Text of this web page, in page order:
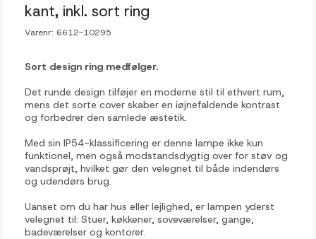
kant, inkl. sort ring
Varenr: 6612-10295
Sort design ring medfølger.
Det runde design tilføjer en moderne stil til ethvert rum,
mens det sorte cover skaber en iøjnefaldende kontrast
og forbedrer den samlede æstetik.
Med sin IP54-klassificering er denne lampe ikke kun
funktionel, men også modstandsdygtig over for støv og
vandsprøjt, hvilket gør den velegnet til både indendørs
og udendørs brug.
Uanset om du har hus eller lejlighed, er lampen yderst
velegnet til: Stuer, køkkener, soveværelser, gange,
badeværelser og kontorer.